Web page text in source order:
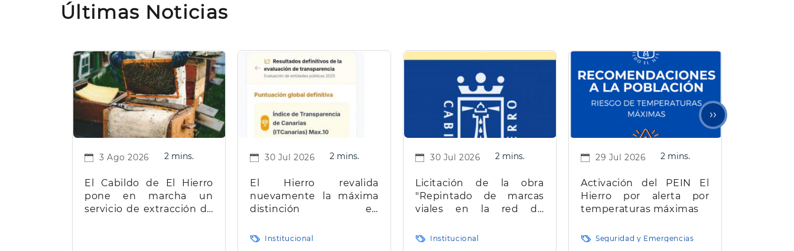
Últimas Noticias
3 Ago 2026 2 mins.
El Cabildo de El Hierro
pone en marcha un
servicio de extracción de
30 Jul 2026 2 mins.
El Hierro revalida
nuevamente la máxima
distinción en
Canarias
Institucional
30 Jul 2026 2 mins.
Licitación de la obra
"Repintado de marcas
viales en la red de
Hierro"
Institucional
29 Jul 2026 2 mins.
Activación del PEIN El
Hierro por alerta por
temperaturas máximas
Seguridad y Emergencias
Siguiente
página
››